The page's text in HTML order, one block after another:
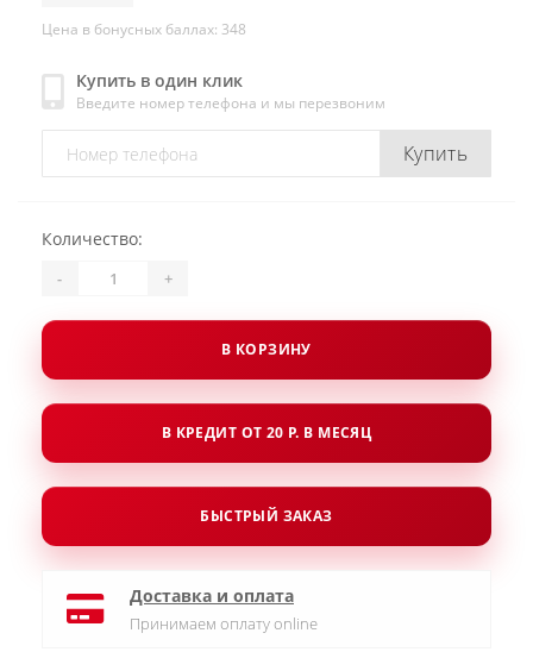
Цена в бонусных баллах: 348
Купить в один клик
Введите номер телефона и мы перезвоним
Купить
Количество:
- +
В КОРЗИНУ
В КРЕДИТ ОТ 20 Р. В МЕСЯЦ
БЫСТРЫЙ ЗАКАЗ
Доставка и оплата
Принимаем оплату online